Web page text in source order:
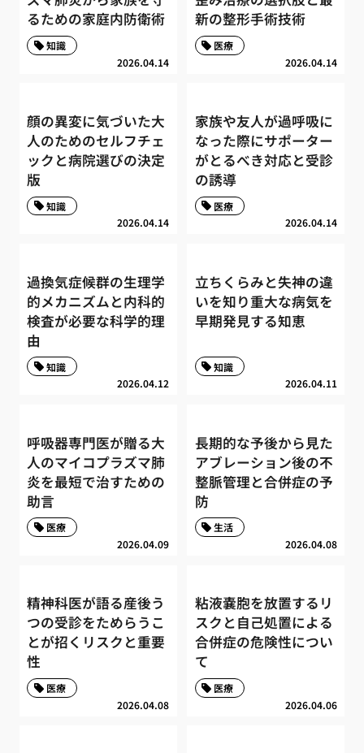
るための家庭内防衛術
2026.04.14
知識
新の整形手術技術
2026.04.14
医療
顔の異変に気づいた大
人のためのセルフチェ
ックと病院選びの決定
版
2026.04.14
知識
家族や友人が過呼吸に
なった際にサポーター
がとるべき対応と受診
の誘導
2026.04.14
医療
過換気症候群の生理学
的メカニズムと内科的
検査が必要な科学的理
由
2026.04.12
知識
立ちくらみと失神の違
いを知り重大な病気を
早期発見する知恵
2026.04.11
知識
呼吸器専門医が贈る大
人のマイコプラズマ肺
炎を最短で治すための
助言
2026.04.09
医療
長期的な予後から見た
アブレーション後の不
整脈管理と合併症の予
防
2026.04.08
生活
精神科医が語る産後う
つの受診をためらうこ
とが招くリスクと重要
性
2026.04.08
医療
粘液嚢胞を放置するリ
スクと自己処置による
合併症の危険性につい
て
2026.04.06
医療